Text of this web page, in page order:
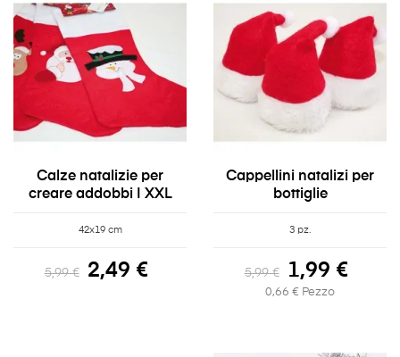
Calze natalizie per
creare addobbi | XXL
42x19 cm
5,99 € 2,49 €
Cappellini natalizi per
bottiglie
3 pz.
5,99 € 1,99 €
0,66 € Pezzo